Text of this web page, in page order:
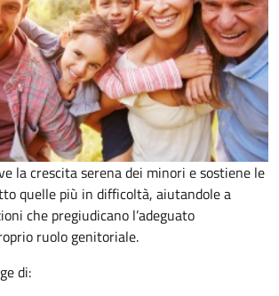
la crescita serena dei minori e sostiene le
quelle più in difficoltà, aiutandole a
che pregiudicano l’adeguato
ruolo genitoriale.
di: